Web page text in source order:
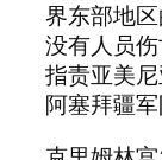
界东部地
没有人员
指责亚美
阿塞拜疆军